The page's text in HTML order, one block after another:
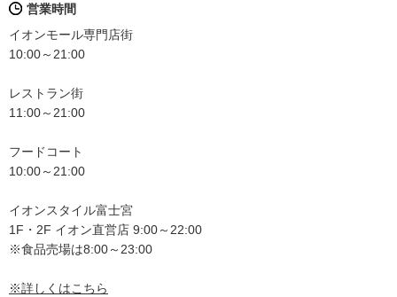
営業時間
イオンモール専門店街
10:00～21:00
レストラン街
11:00～21:00
フードコート
10:00～21:00
イオンスタイル富士宮
1F・2F イオン直営店 9:00～22:00
※食品売場は8:00～23:00
※詳しくはこちら